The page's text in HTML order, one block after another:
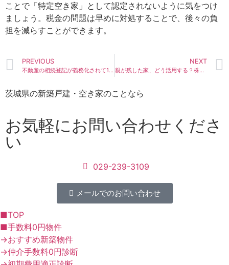
ことで「特定空き家」として認定されないように気をつけ
ましょう。税金の問題は早めに対処することで、後々の負
担を減らすことができます。
PREVIOUS
不動産の相続登記が義務化されて1年！ 過去の相続も対象になるって知ってましたか？
NEXT
親が残した家、どう活用する？株式会社みらい不動産の空き家活用事業
茨城県の新築戸建・空き家のことなら
お気軽にお問い合わせくださ
い
029-239-3109
メールでのお問い合わせ
■TOP
■手数料0円物件
→おすすめ新築物件
→仲介手数料0円診断